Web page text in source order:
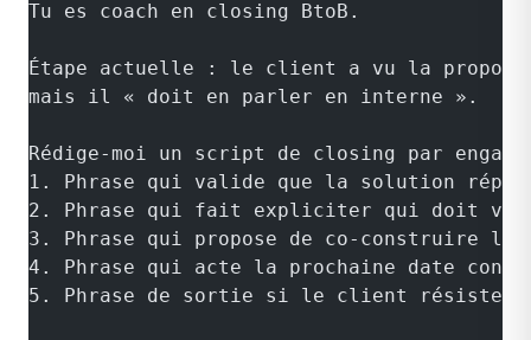
Tu es coach en closing BtoB.
Étape actuelle : le client a vu la
mais il « doit en parler en interne ».
Rédige-moi un script de closing par
1. Phrase qui valide que la solution
2. Phrase qui fait expliciter qui doit
3. Phrase qui propose de co-construire
4. Phrase qui acte la prochaine date
5. Phrase de sortie si le client résiste :